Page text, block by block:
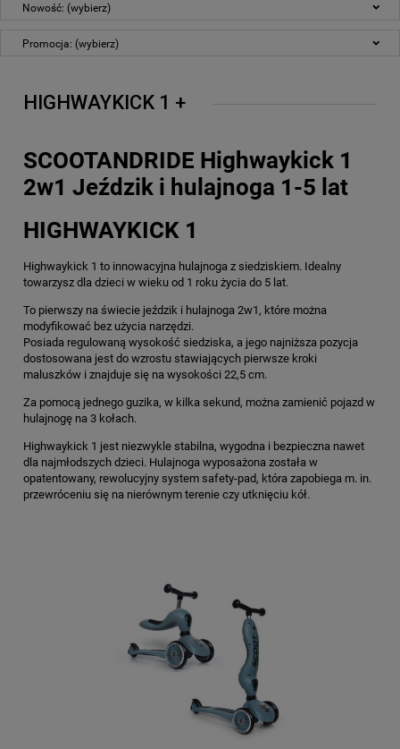
Nowość: (wybierz)
Promocja: (wybierz)
HIGHWAYKICK 1 +
SCOOTANDRIDE Highwaykick 1
2w1 Jeździk i hulajnoga 1-5 lat
HIGHWAYKICK 1
Highwaykick 1 to innowacyjna hulajnoga z siedziskiem. Idealny
towarzysz dla dzieci w wieku od 1 roku życia do 5 lat.
To pierwszy na świecie jeździk i hulajnoga 2w1, które można
modyfikować bez użycia narzędzi.
Posiada regulowaną wysokość siedziska, a jego najniższa pozycja
dostosowana jest do wzrostu stawiających pierwsze kroki
maluszków i znajduje się na wysokości 22,5 cm.
Za pomocą jednego guzika, w kilka sekund, można zamienić pojazd w
hulajnogę na 3 kołach.
Highwaykick 1 jest niezwykle stabilna, wygodna i bezpieczna nawet
dla najmłodszych dzieci. Hulajnoga wyposażona została w
opatentowany, rewolucyjny system safety-pad, która zapobiega m. in.
przewróceniu się na nierównym terenie czy utknięciu kół.